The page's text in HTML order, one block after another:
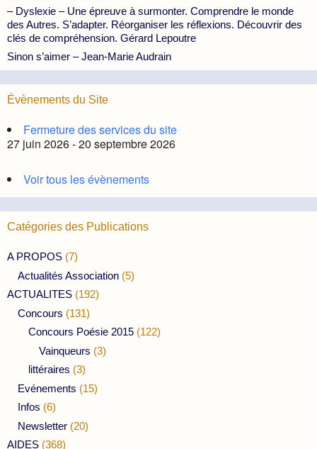
– Dyslexie – Une épreuve à surmonter. Comprendre le monde
des Autres. S’adapter. Réorganiser les réflexions. Découvrir des
clés de compréhension. Gérard Lepoutre
Sinon s’aimer – Jean-Marie Audrain
Évènements du Site
Fermeture des services du site
27 juin 2026 - 20 septembre 2026
Voir tous les évènements
Catégories des Publications
A PROPOS (7)
Actualités Association (5)
ACTUALITES (192)
Concours (131)
Concours Poésie 2015 (122)
Vainqueurs (3)
littéraires (3)
Evénements (15)
Infos (6)
Newsletter (20)
AIDES (368)